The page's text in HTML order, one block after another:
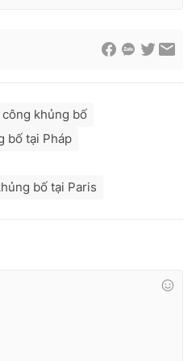
công khủng bố
bố tại Pháp
bố tại Paris